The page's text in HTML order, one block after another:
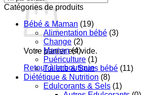
Votre panier est vide.
Retour à la boutique
Catégories de produits
Bébé & Maman (19)
Alimentation bébé (3)
Change (2)
Maman (4)
Puériculture (1)
Toilette & Soins bébé (11)
Diététique & Nutrition (8)
Edulcorants & Sels (1)